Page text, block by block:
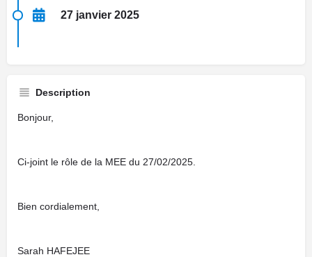
27 janvier 2025
Description
Bonjour,
Ci-joint le rôle de la MEE du 27/02/2025.
Bien cordialement,
Sarah HAFEJEE